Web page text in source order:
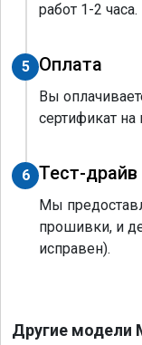
работ 1-2 часа.
5 Оплата
Вы
сертификат
6 Тест-драйв
Мы
прошивки, и
исправен).
Другие модели